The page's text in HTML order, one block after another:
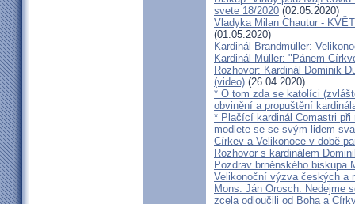
svete 18/2020 (02.05.2020)
Vladyka Milan Chautur -
(01.05.2020)
Kardinál Brandmüller:
Kardinál Müller: "Pánem
Rozhovor: Kardinál Dominik
(video) (26.04.2020)
* O tom zda se katolíci
obvinění a propuštění
* Plačící kardinál Comastri
modlete se se svým lidem
Církev a Velikonoce v době
Rozhovor s kardinálem
Pozdrav brněnského biskupa
Velikonoční výzva českých a
Mons. Ján Orosch: Nedejme
zcela odloučili od Boha a